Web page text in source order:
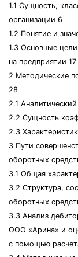
1.1 Сущность,
организации 6
1.2 Понятие и
1.3 Основные
на предприятии 17
2 Методические
28
2.1
2.2 Сущность
2.3
3 Пути
оборотных
3.1 Общая
3.2 Структура,
оборотных
3.3 Анализ
ООО «Арина» и
с помощью